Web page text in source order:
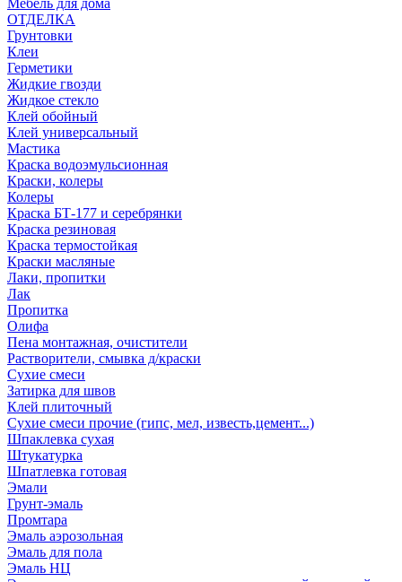
Мебель для дома
ОТДЕЛКА
Грунтовки
Клеи
Герметики
Жидкие гвозди
Жидкое стекло
Клей обойный
Клей универсальный
Мастика
Краска водоэмульсионная
Краски, колеры
Колеры
Краска БТ-177 и серебрянки
Краска резиновая
Краска термостойкая
Краски масляные
Лаки, пропитки
Лак
Пропитка
Олифа
Пена монтажная, очистители
Растворители, смывка д/краски
Сухие смеси
Затирка для швов
Клей плиточный
Сухие смеси прочие (гипс, мел, известь,цемент...)
Шпаклевка сухая
Штукатурка
Шпатлевка готовая
Эмали
Грунт-эмаль
Промтара
Эмаль аэрозольная
Эмаль для пола
Эмаль НЦ